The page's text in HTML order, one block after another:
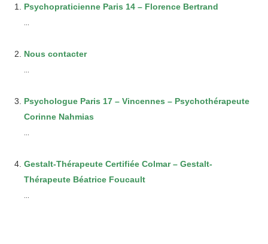
Psychopraticienne Paris 14 – Florence Bertrand
...
Nous contacter
...
Psychologue Paris 17 – Vincennes – Psychothérapeute
Corinne Nahmias
...
Gestalt-Thérapeute Certifiée Colmar – Gestalt-
Thérapeute Béatrice Foucault
...